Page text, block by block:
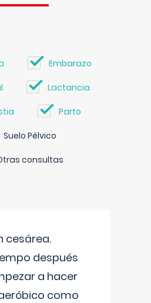
Embarazo
Lactancia
Parto
Suelo Pélvico
consultas
cesárea.
después
a hacer
como